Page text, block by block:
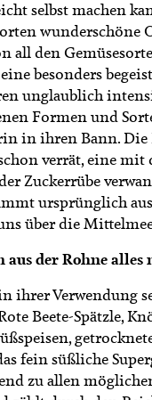
selbst machen
wunderschöne
all den
besonders
unglaublich
Formen und
in ihren Bann. Die
verrät, eine mit
Zuckerrübe
ursprünglich
über die
aus der Rohne alles
ihrer Verwendung
Beete-Spätzle,
fein süßliche
zu allen